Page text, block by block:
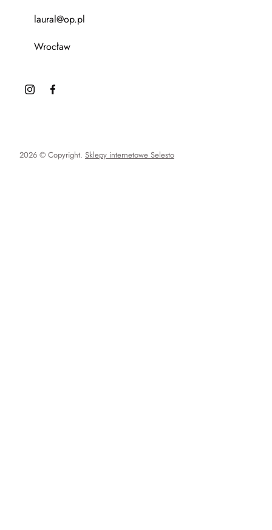
laural@op.pl
Wrocław
2026 © Copyright. Sklepy internetowe Selesto